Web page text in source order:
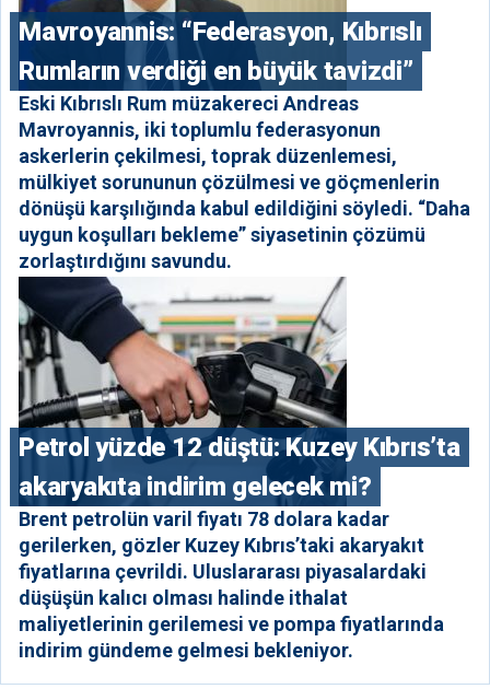
Mavroyannis: “Federasyon, Kıbrıslı
Rumların verdiği en büyük tavizdi”
Eski Kıbrıslı Rum müzakereci Andreas
Mavroyannis, iki toplumlu federasyonun
askerlerin çekilmesi, toprak düzenlemesi,
mülkiyet sorununun çözülmesi ve göçmenlerin
dönüşü karşılığında kabul edildiğini söyledi. “Daha
uygun koşulları bekleme” siyasetinin çözümü
zorlaştırdığını savundu.
Petrol yüzde 12 düştü: Kuzey Kıbrıs’ta
akaryakıta indirim gelecek mi?
Brent petrolün varil fiyatı 78 dolara kadar
gerilerken, gözler Kuzey Kıbrıs’taki akaryakıt
fiyatlarına çevrildi. Uluslararası piyasalardaki
düşüşün kalıcı olması halinde ithalat
maliyetlerinin gerilemesi ve pompa fiyatlarında
indirim gündeme gelmesi bekleniyor.